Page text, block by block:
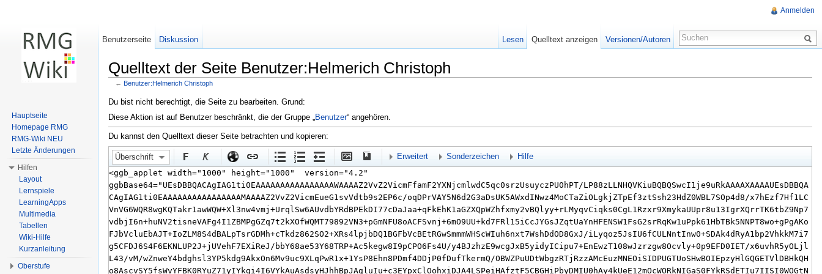
Quelltext der Seite Benutzer:Helmerich Christoph
← Benutzer:Helmerich Christoph
Du bist nicht berechtigt, die Seite zu bearbeiten. Grund:
Diese Aktion ist auf Benutzer beschränkt, die der Gruppe „
Benutzer“ angehören.
Du kannst den Quelltext dieser Seite betrachten und kopieren:
Überschrift Erweitert Sonderzeichen Hilfe
Anmelden
Benutzerseite Diskussion Lesen Quelltext anzeigen Versionen/Autoren
Hauptseite
Homepage RMG
RMG-Wiki NEU
Letzte Änderungen
Hilfen
Layout
Lernspiele
LearningApps
Multimedia
Tabellen
Wiki-Hilfe
Kurzanleitung
Oberstufe